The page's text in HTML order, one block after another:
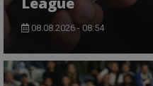
08.08.2026 - 08:54